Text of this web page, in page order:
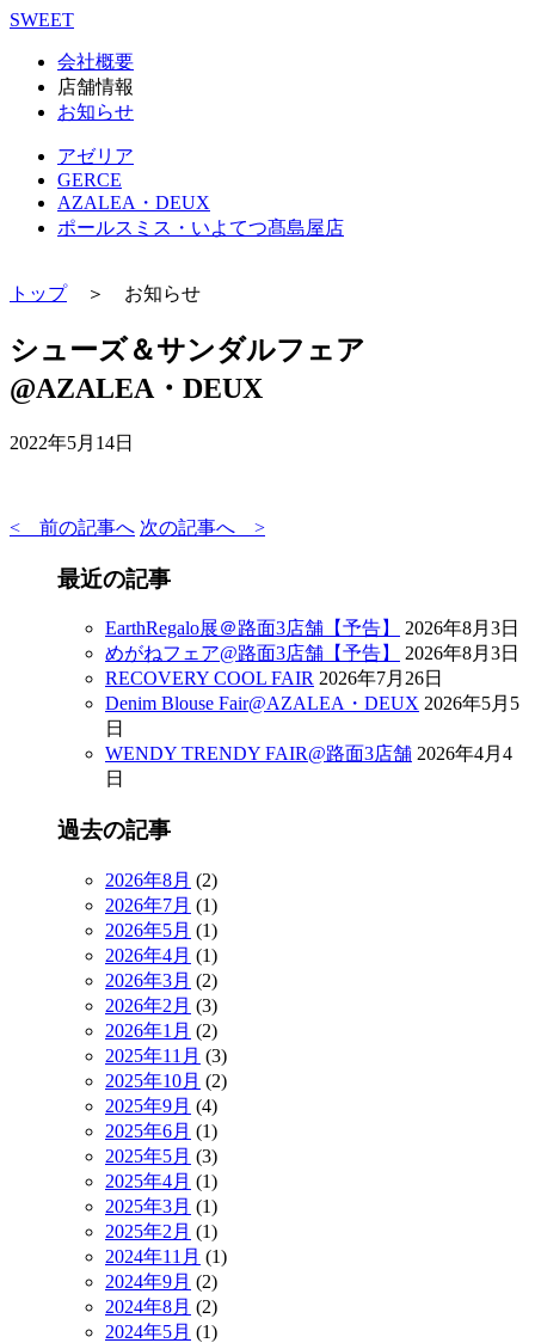
SWEET
会社概要
店舗情報
お知らせ
アゼリア
GERCE
AZALEA・DEUX
ポールスミス・いよてつ髙島屋店
トップ＞ お知らせ
シューズ＆サンダルフェア
@AZALEA・DEUX
2022年5月14日
< 前の記事へ 次の記事へ >
最近の記事
EarthRegalo展＠路面3店舗【予告】
2026年8月3日
めがねフェア@路面3店舗【予告】
2026年8月3日
RECOVERY COOL FAIR 2026年7月26日
Denim Blouse Fair@AZALEA・DEUX 2026年5月5
日
WENDY TRENDY FAIR@路面3店舗 2026年4月4
日
過去の記事
2026年8月 (2)
2026年7月 (1)
2026年5月 (1)
2026年4月 (1)
2026年3月 (2)
2026年2月 (3)
2026年1月 (2)
2025年11月 (3)
2025年10月 (2)
2025年9月 (4)
2025年6月 (1)
2025年5月 (3)
2025年4月 (1)
2025年3月 (1)
2025年2月 (1)
2024年11月 (1)
2024年9月 (2)
2024年8月 (2)
2024年5月 (1)